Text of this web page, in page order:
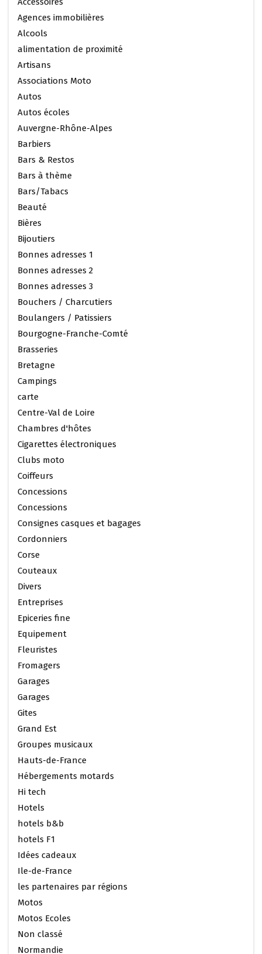
Agences immobilières
Alcools
alimentation de proximité
Artisans
Associations Moto
Autos
Autos écoles
Auvergne-Rhône-Alpes
Barbiers
Bars & Restos
Bars à thème
Bars/Tabacs
Beauté
Bières
Bijoutiers
Bonnes adresses 1
Bonnes adresses 2
Bonnes adresses 3
Bouchers / Charcutiers
Boulangers / Patissiers
Bourgogne-Franche-Comté
Brasseries
Bretagne
Campings
carte
Centre-Val de Loire
Chambres d'hôtes
Cigarettes électroniques
Clubs moto
Coiffeurs
Concessions
Concessions
Consignes casques et bagages
Cordonniers
Corse
Couteaux
Divers
Entreprises
Epiceries fine
Equipement
Fleuristes
Fromagers
Garages
Garages
Gites
Grand Est
Groupes musicaux
Hauts-de-France
Hébergements motards
Hi tech
Hotels
hotels b&b
hotels F1
Idées cadeaux
Ile-de-France
les partenaires par régions
Motos
Motos Ecoles
Non classé
Normandie